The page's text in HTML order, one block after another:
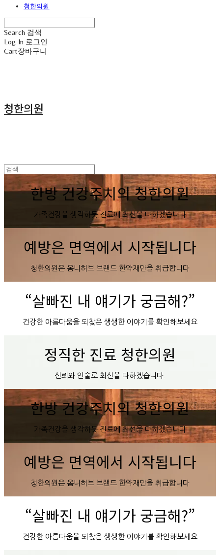
청한의원
Search 검색
Log In 로그인
Cart장바구니
청한의원
한방 건강주치의 청한의원
가족건강을 생각하듯 진료에 최선을 다하겠습니다
예방은 면역에서 시작됩니다
청한의원은 옴니허브 브랜드 한약재만을 취급합니다
“살빠진 내 얘기가 궁금해?”
건강한 아름다움을 되찾은 생생한 이야기를 확인해보세요
정직한 진료 청한의원
신뢰와 인술로 최선을 다하겠습니다.
한방 건강주치의 청한의원
가족건강을 생각하듯 진료에 최선을 다하겠습니다
예방은 면역에서 시작됩니다
청한의원은 옴니허브 브랜드 한약재만을 취급합니다
“살빠진 내 얘기가 궁금해?”
건강한 아름다움을 되찾은 생생한 이야기를 확인해보세요